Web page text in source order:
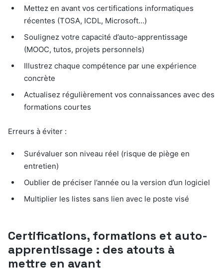
Mettez en avant vos certifications informatiques
récentes (TOSA, ICDL, Microsoft…)
Soulignez votre capacité d’auto-apprentissage
(MOOC, tutos, projets personnels)
Illustrez chaque compétence par une expérience
concrète
Actualisez régulièrement vos connaissances avec des
formations courtes
Erreurs à éviter :
Surévaluer son niveau réel (risque de piège en
entretien)
Oublier de préciser l’année ou la version d’un logiciel
Multiplier les listes sans lien avec le poste visé
Certifications, formations et auto-
apprentissage : des atouts à
mettre en avant